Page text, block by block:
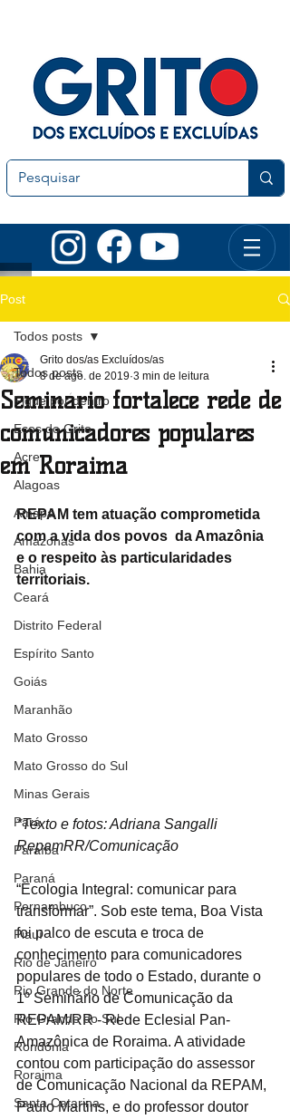
Post
Todos posts
Fique por dentro
Ecos do Grito
Acre
Alagoas
Amapá
Amazonas
Bahia
Ceará
Distrito Federal
Espírito Santo
Goiás
Maranhão
Mato Grosso
Mato Grosso do Sul
Minas Gerais
Pará
Paraíba
Paraná
Pernambuco
Piauí
Rio de Janeiro
Rio Grande do Norte
Rio Grande do Sul
Rondônia
Roraima
Santa Catarina
Todos posts
Seminário fortalece rede de
comunicadores populares
em Roraima
Grito dos/as Excluídos/as
8 de ago. de 2019 3 min de leitura
REPAM tem atuação comprometida
com a vida dos povos  da Amazônia
e o respeito às particularidades
territoriais.
*Texto e fotos: Adriana Sangalli
RepamRR/Comunicação
“Ecologia Integral: comunicar para
transformar”. Sob este tema, Boa Vista
foi palco de escuta e troca de
conhecimento para comunicadores
populares de todo o Estado, durante o
1º Seminário de Comunicação da
REPAM/RR - Rede Eclesial Pan-
Amazônica de Roraima. A atividade
contou com participação do assessor
de Comunicação Nacional da REPAM,
Paulo Martins, e do professor doutor